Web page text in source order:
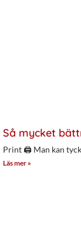
Så mycket
Print 🖨 Man kan
Läs mer »